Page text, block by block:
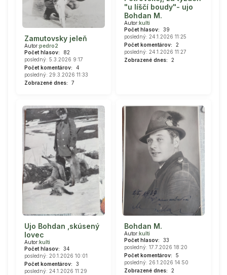
Zamutovsky jeleň
Autor:pedro2
Počet hlasov:
82
posledný: 5.3.2026 9:17
Počet komentárov:
4
posledný: 29.3.2026 11:33
Zobrazené dnes:
7
"u líščí boudy"- ujo
Bohdan M.
Autor: kulti
Počet hlasov:
39
posledný: 24.1.2026 11:25
Počet komentárov:
2
posledný: 24.1.2026 11:27
Zobrazené dnes:
2
Ujo Bohdan ,skúsený
lovec
Autor: kulti
Počet hlasov:
34
posledný: 20.1.2026 10:01
Počet komentárov:
3
posledný: 24.1.2026 11:29
Bohdan M.
Autor: kulti
Počet hlasov:
33
posledný: 17.7.2026 18:20
Počet komentárov:
5
posledný: 26.1.2026 14:50
Zobrazené dnes:
2